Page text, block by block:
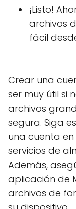
¡Listo!
archivos
fácil
Crear una
ser muy útil si
archivos
segura. Siga
una cuenta en
servicios de
Además,
aplicación de
archivos de